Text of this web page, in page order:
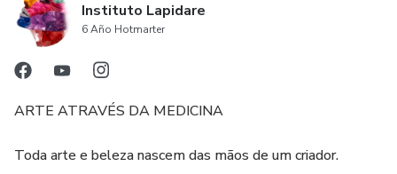
Instituto Lapidare
6 Año Hotmarter
ARTE ATRAVÉS DA MEDICINA
Toda arte e beleza nascem das mãos de um criador.